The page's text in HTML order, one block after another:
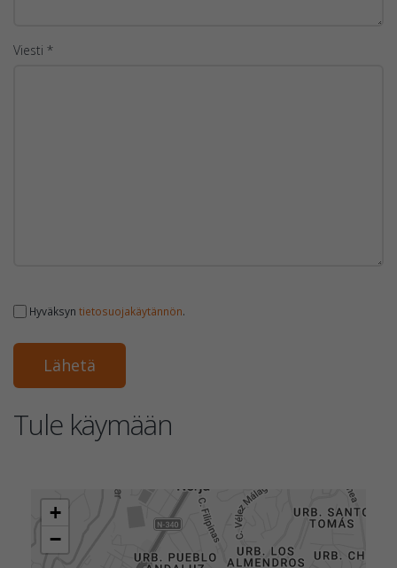
Viesti *
Hyväksyn tietosuojakäytännön.
Tule käymään
+
−